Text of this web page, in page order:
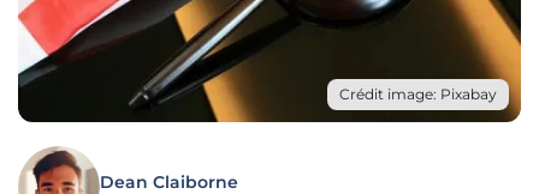
Crédit image: Pixabay
Dean Claiborne